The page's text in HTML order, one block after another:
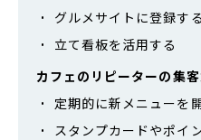
グルメサイトに登録する
立て看板を活用する
カフェのリピーターの集
定期的に新メニューを
スタンプカードやポイ